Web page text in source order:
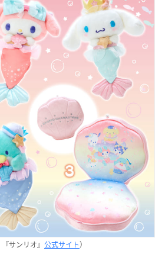
『サンリオ』 公式サイト）